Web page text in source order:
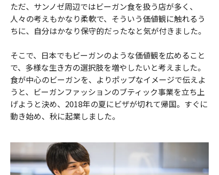
ただ、サンノゼ周辺ではビーガン食を扱う店が多く、
人々の考えもかなり柔軟で、そういう価値観に触れるう
ちに、自分はかなり保守的だったなと気が付きました。
そこで、日本でもビーガンのような価値観を広めること
で、多様な生き方の選択肢を増やしたいと考えました。
食が中心のビーガンを、よりポップなイメージで伝えよ
うと、ビーガンファッションのブティック事業を立ち上
げようと決め、2018年の夏にビザが切れて帰国。すぐに
動き始め、秋に起業しました。